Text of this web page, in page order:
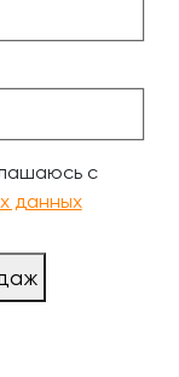
с
данных